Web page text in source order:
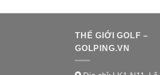
THẾ GIỚI GOLF –
GOLPING.VN